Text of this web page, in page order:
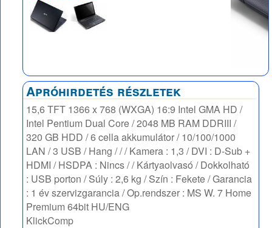
Apróhirdetés részletek
15,6 TFT 1366 x 768 (WXGA) 16:9 Intel GMA HD /
Intel Pentium Dual Core / 2048 MB RAM DDRIII /
320 GB HDD / 6 cella akkumulátor / 10/100/1000
LAN / 3 USB / Hang / / / Kamera : 1,3 / DVI : D-Sub +
HDMI / HSDPA : Nincs / / Kártyaolvasó / Dokkolható
: USB porton / Súly : 2,6 kg / Szín : Fekete / Garancia
: 1 év szervizgarancia / Op.rendszer : MS W. 7 Home
Premium 64bit HU/ENG
KlickComp